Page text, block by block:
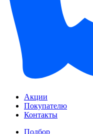
Акции
Покупателю
Контакты
Подбор